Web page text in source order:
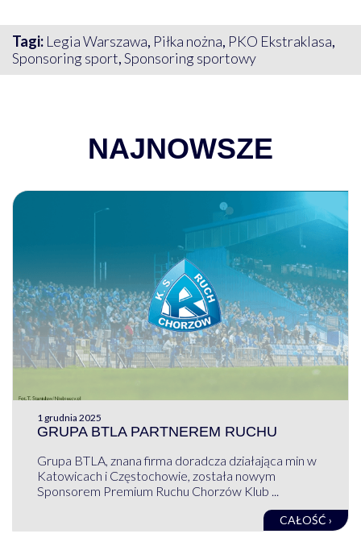
Tagi: Legia Warszawa, Piłka nożna, PKO Ekstraklasa,
Sponsoring sport,Sponsoring sportowy
NAJNOWSZE
1 grudnia 2025
GRUPA BTLA PARTNEREM RUCHU
Grupa BTLA, znana firma doradcza działająca min w
Katowicach i Częstochowie, została nowym
Sponsorem Premium Ruchu Chorzów Klub ...
CAŁOŚĆ ›